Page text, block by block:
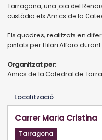
Tarragona, una joia del
custòdia els Amics de la
Els quadres, realitzats en
pintats per Hilari Alfaro
Organitzat per:
Amics de la Catedral de
Localització
Carrer Maria Cristina
Tarragona